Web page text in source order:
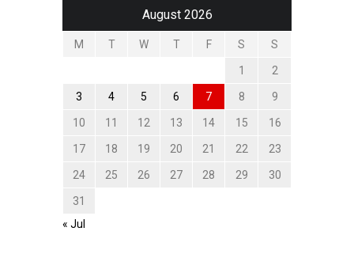
August 2026
M T W T F S S
1 2
3 4 5 6 7 8 9
10 11 12 13 14 15 16
17 18 19 20 21 22 23
24 25 26 27 28 29 30
31
« Jul